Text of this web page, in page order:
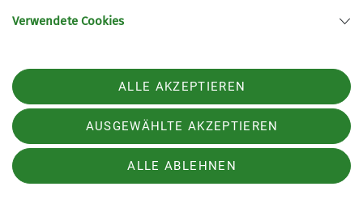
Für den Abstieg nehmen wir die Nostalgie
Hause, dankbar für einen schönen Tag.
Danke an alle mit Geher für die schöne Tour.
Verwendete Cookies
ALLE AKZEPTIEREN
AUSGEWÄHLTE AKZEPTIEREN
ALLE ABLEHNEN